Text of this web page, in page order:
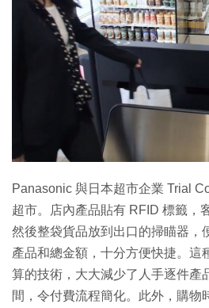
生成式AI與雲端應用
Enterprise Digital Transformation
Panasonic 與日本超市企業 Trial
超市。店內產品貼有 RFID 標籤，
然後整袋貨品放到出口的掃瞄器，
產品和總金額，十分方便快捷。這
算的技術，大大減少了人手逐件產
間，令付費流程簡化。此外，購物